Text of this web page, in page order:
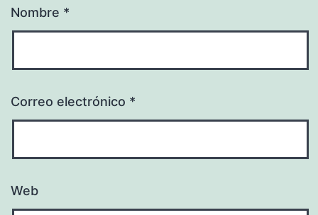
Nombre *
Correo electrónico *
Web